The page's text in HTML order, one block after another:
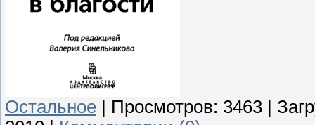
Остальное | Просмотров: 3463 |